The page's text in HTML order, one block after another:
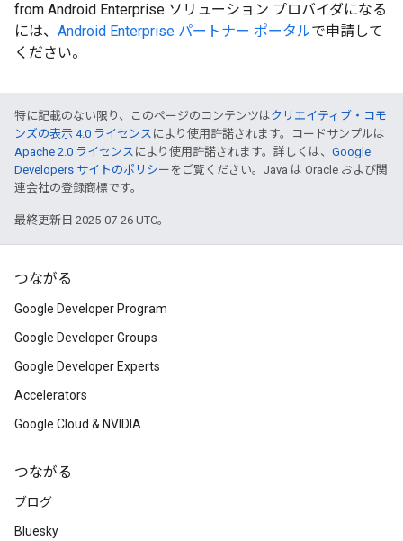
from Android Enterprise ソリューション プロバイダになる
には、 Android Enterprise パートナー ポータルで申請して
ください。
特に記載のない限り、このページのコンテンツはクリエイティブ・コモ
ンズの表示 4.0 ライセンス により使用許諾されます。コードサンプルは
Apache 2.0 ライセンス により使用許諾されます。詳しくは、 Google
Developers サイトのポリシー をご覧ください。Java は Oracle および関
連会社の登録商標です。
最終更新日 2025-07-26 UTC。
つながる
Google Developer Program
Google Developer Groups
Google Developer Experts
Accelerators
Google Cloud & NVIDIA
つながる
ブログ
Bluesky